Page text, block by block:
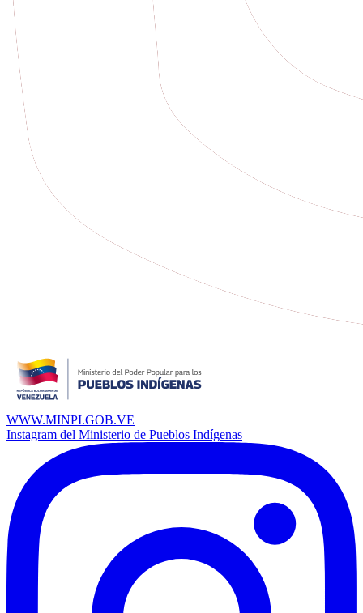
WWW.MINPI.GOB.VE
Instagram del Ministerio de Pueblos Indígenas